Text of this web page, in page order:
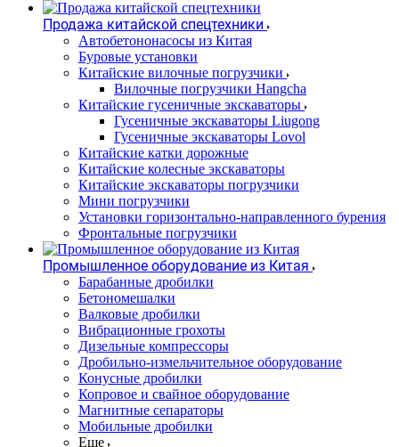
Продажа китайской спецтехники
Автобетононасосы из Китая
Буровые установки
Китайские вилочные погрузчики
Вилочные погрузчики Hangcha
Китайские гусеничные экскаваторы
Гусеничные экскаваторы Liugong
Гусеничные экскаваторы Lovol
Китайские катки дорожные
Китайские колесные экскаваторы
Китайские экскаваторы погрузчики
Мини погрузчики
Установки горизонтально-направленного бурения
Фронтальные погрузчики
Промышленное оборудование из Китая
Барабанные дробилки
Бетономешалки
Валковые дробилки
Вибрационные грохоты
Дизельные компрессоры
Дробильно-измельчительное оборудование
Конусные дробилки
Копровое и свайное оборудование
Магнитные сепараторы
Мобильные дробилки
Еще